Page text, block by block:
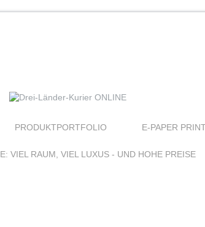
PRODUKTPORTFOLIO E-PAPER
VIEL RAUM, VIEL LUXUS - UND HOHE PREISE